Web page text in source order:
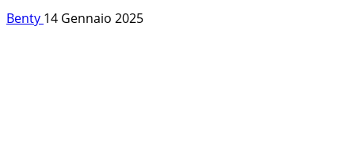
Benty 14 Gennaio 2025